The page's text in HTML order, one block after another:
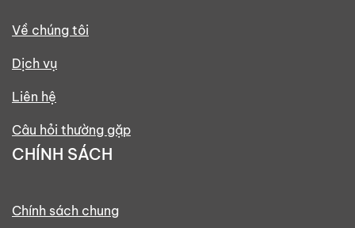
Về chúng tôi
Dịch vụ
Liên hệ
Câu hỏi thường gặp
CHÍNH SÁCH
Chính sách chung